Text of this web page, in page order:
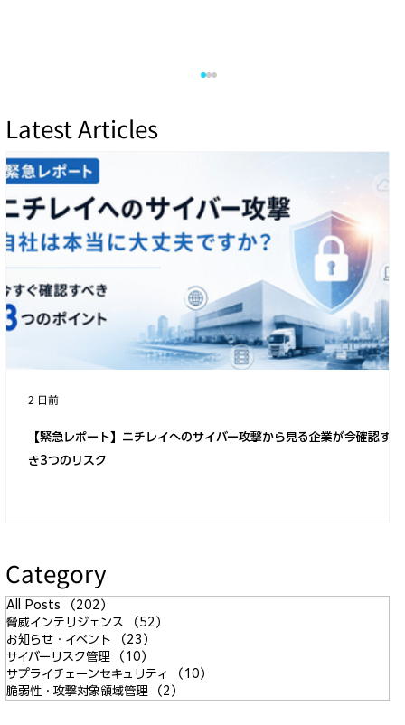
Latest Articles
【緊急レポート】ニチレイへのサイバー攻撃から見る企業が今確認すべ
き3つのリスク
2 日前
Category
All Posts （202）
脅威インテリジェンス
（52）
お知らせ・イベント
（23）
サイバーリスク管理
（10）
サプライチェーンセキュリティ
（10）
脆弱性・攻撃対象領域管理
（2）
ランサムウェア攻撃に遭ったらどうした
らいいのか？対応方法を過去に学ぶ